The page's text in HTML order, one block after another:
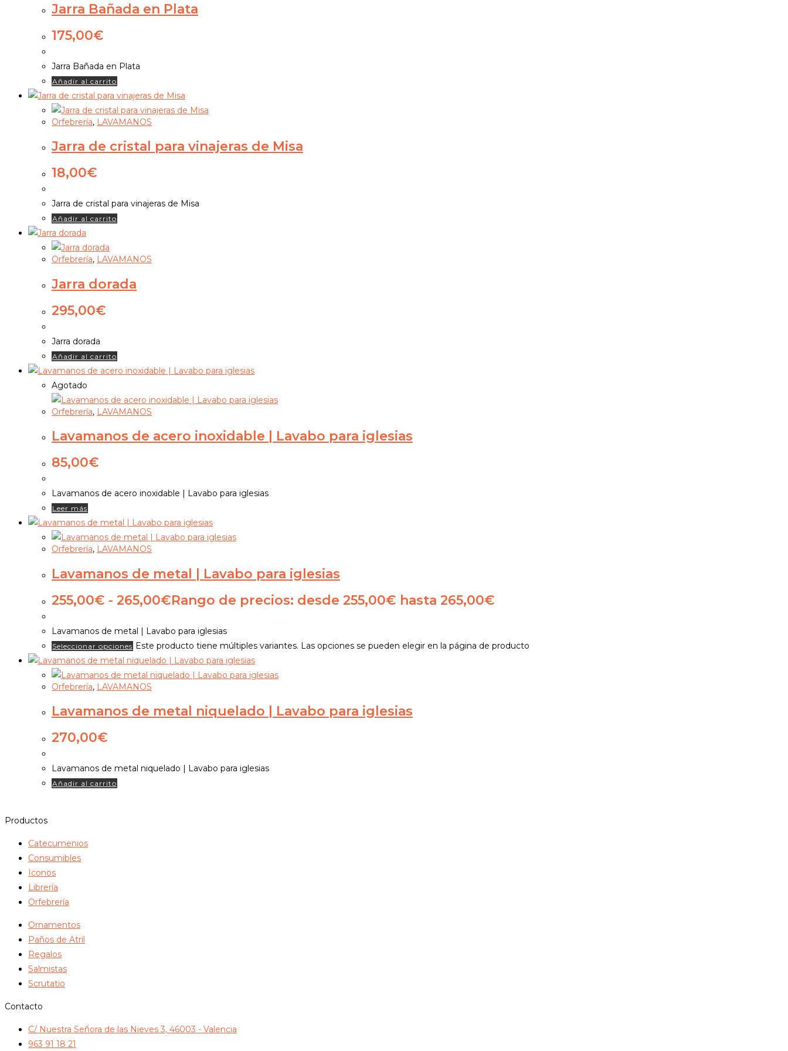
Jarra Bañada en Plata
175,00€
Jarra Bañada en Plata
Añadir al carrito
Orfebrería, LAVAMANOS
Jarra de cristal para vinajeras de Misa
18,00€
Jarra de cristal para vinajeras de Misa
Añadir al carrito
Orfebrería, LAVAMANOS
Jarra dorada
295,00€
Jarra dorada
Añadir al carrito
Agotado
Orfebrería, LAVAMANOS
Lavamanos de acero inoxidable | Lavabo para iglesias
85,00€
Lavamanos de acero inoxidable | Lavabo para iglesias
Leer más
Orfebrería, LAVAMANOS
Lavamanos de metal | Lavabo para iglesias
255,00€ - 265,00€Rango de precios: desde 255,00€ hasta 265,00€
Lavamanos de metal | Lavabo para iglesias
Seleccionar opciones Este producto tiene múltiples variantes. Las opciones se pueden elegir en la página de producto
Orfebrería, LAVAMANOS
Lavamanos de metal niquelado | Lavabo para iglesias
270,00€
Lavamanos de metal niquelado | Lavabo para iglesias
Añadir al carrito
Productos
Catecumenios
Consumibles
Iconos
Librería
Orfebrería
Ornamentos
Paños de Atril
Regalos
Salmistas
Scrutatio
Contacto
C/ Nuestra Señora de las Nieves 3, 46003 - Valencia
963 91 18 21